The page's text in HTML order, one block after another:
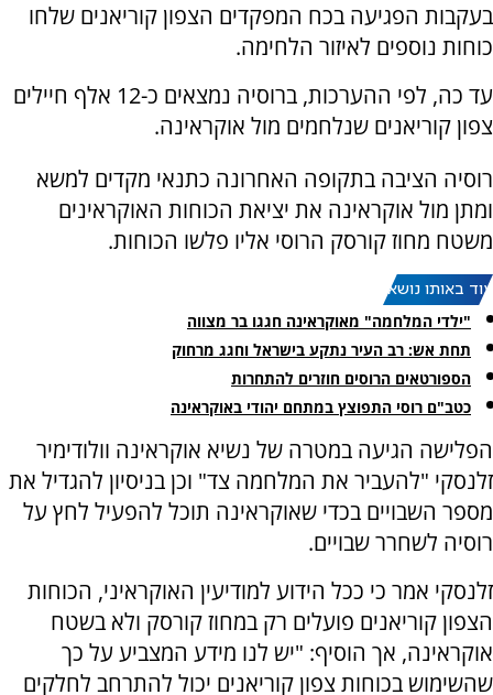
בעקבות הפגיעה בכח המפקדים הצפון קוריאנים שלחו
כוחות נוספים לאיזור הלחימה.
עד כה, לפי ההערכות, ברוסיה נמצאים כ-12 אלף חיילים
צפון קוריאנים שנלחמים מול אוקראינה.
רוסיה הציבה בתקופה האחרונה כתנאי מקדים למשא
ומתן מול אוקראינה את יציאת הכוחות האוקראינים
משטח מחוז קורסק הרוסי אליו פלשו הכוחות.
עוד באותו נושא:
"ילדי המלחמה" מאוקראינה חגגו בר מצווה
תחת אש: רב העיר נתקע בישראל וחגג מרחוק
הספורטאים הרוסים חוזרים להתחרות
כטב"ם רוסי התפוצץ במתחם יהודי באוקראינה
הפלישה הגיעה במטרה של נשיא אוקראינה וולודימיר
זלנסקי "להעביר את המלחמה צד" וכן בניסיון להגדיל את
מספר השבויים בכדי שאוקראינה תוכל להפעיל לחץ על
רוסיה לשחרר שבויים.
זלנסקי אמר כי ככל הידוע למודיעין האוקראיני, הכוחות
הצפון קוריאנים פועלים רק במחוז קורסק ולא בשטח
אוקראינה, אך הוסיף: "יש לנו מידע המצביע על כך
שהשימוש בכוחות צפון קוריאנים יכול להתרחב לחלקים